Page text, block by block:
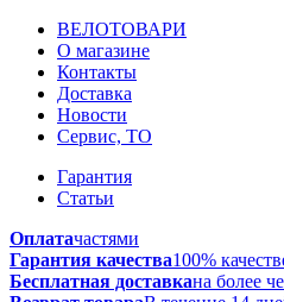
ВЕЛОТОВАРИ
О магазине
Контакты
Доставка
Новости
Сервис, ТО
Гарантия
Статьи
Оплатачастями
Гарантия качества100%
Бесплатная доставкана более